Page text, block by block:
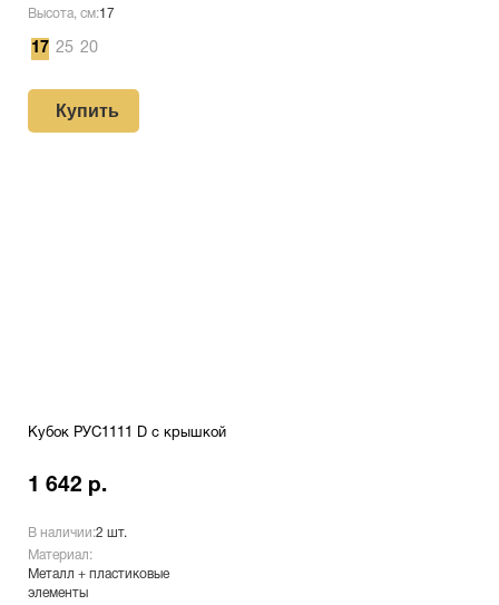
Высота, см:17
17 25 20
Купить
Кубок РУС1111 D с крышкой
1 642 р.
В наличии:2 шт.
Материал:
Металл + пластиковые
элементы